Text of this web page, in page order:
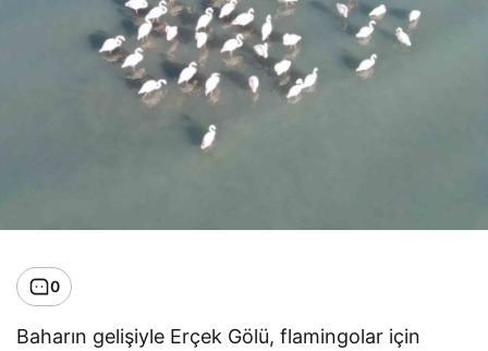
0
Baharın gelişiyle Erçek Gölü, flamingolar için